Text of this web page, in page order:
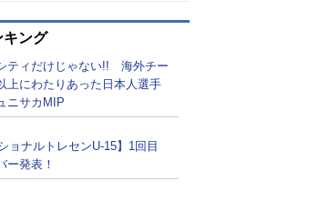
キング
ティだけじゃない!! 海外チー
上にわたりあった日本人選手
ニサカMIP
ョナルトレセンU-15】1回目
ー発表！